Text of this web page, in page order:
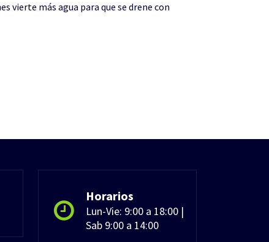
vierte más agua para que se drene con
Horarios
Lun-Vie: 9:00 a 18:00 |
Sab 9:00 a 14:00